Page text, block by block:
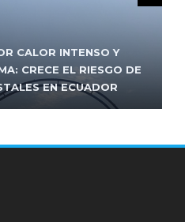
CALOR INTENSO Y
CRECE EL RIESGO DE
EN ECUADOR
DE MANTA FUE
ARMADO
ENCABEZADO POR
LA REELECCIÓN
EN QUITO